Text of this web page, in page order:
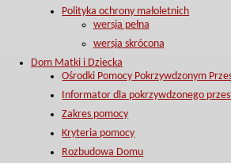
Polityka ochrony małoletnich
wersja pełna
wersja skrócona
Dom Matki i Dziecka
Ośrodki Pomocy Pokrzywdzonym
Informator dla pokrzywdzonego
Zakres pomocy
Kryteria pomocy
Rozbudowa Domu